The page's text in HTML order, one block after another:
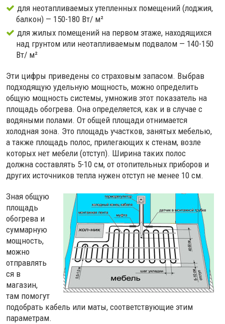
для неотапливаемых утепленных помещений (лоджия,
балкон) — 150-180 Вт/ м²
для жилых помещений на первом этаже, находящихся
над грунтом или неотапливаемым подвалом — 140-150
Вт/ м²
Эти цифры приведены со страховым запасом. Выбрав
подходящую удельную мощность, можно определить
общую мощность системы, умножив этот показатель на
площадь обогрева. Она определяется, как и в случае с
водяными полами. От общей площади отнимается
холодная зона. Это площадь участков, занятых мебелью,
а также площадь полос, прилегающих к стенам, возле
которых нет мебели (отступ). Ширина таких полос
должна составлять 5-10 см, от отопительных приборов и
других источников тепла нужен отступ не менее 10 см.
Зная общую
площадь
обогрева и
суммарную
мощность,
можно
отправлять
ся в
магазин,
там помогут
подобрать кабель или маты, соответствующие этим
параметрам.